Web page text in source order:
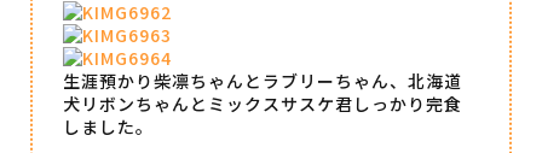
生涯預かり柴凛ちゃんとラブリーちゃん、北海道
犬リボンちゃんとミックスサスケ君しっかり完食
しました。